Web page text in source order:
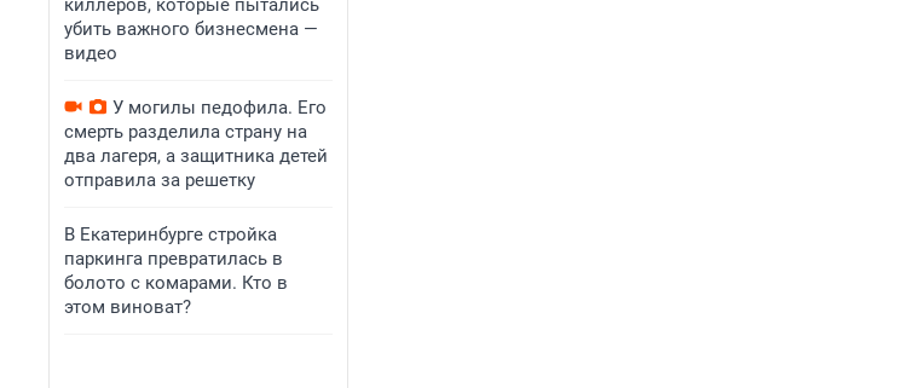
киллеров, которые пытались
убить важного бизнесмена —
видео
У могилы педофила. Его
смерть разделила страну на
два лагеря, а защитника детей
отправила за решетку
В Екатеринбурге стройка
паркинга превратилась в
болото с комарами. Кто в
этом виноват?